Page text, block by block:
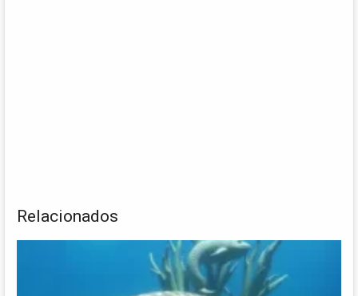
Relacionados